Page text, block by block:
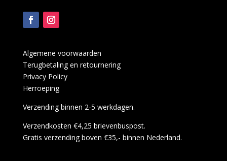
Algemene voorwaarden
Terugbetaling en retournering
Privacy Policy
Herroeping
Verzending binnen 2-5 werkdagen.
Verzendkosten €4,25 brievenbuspost.
Gratis verzending boven €35,- binnen Nederland.